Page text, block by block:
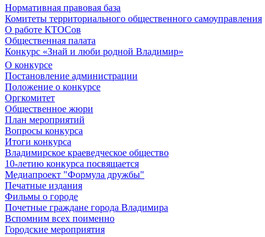
Нормативная правовая база
Комитеты территориального общественного самоуправления
О работе КТОСов
Общественная палата
Конкурс «Знай и люби родной Владимир»
О конкурсе
Постановление администрации
Положение о конкурсе
Оргкомитет
Общественное жюри
План мероприятий
Вопросы конкурса
Итоги конкурса
Владимирское краеведческое общество
10-летию конкурса посвящается
Медиапроект "Формула дружбы"
Печатные издания
Фильмы о городе
Почетные граждане города Владимира
Вспомним всех поименно
Городские мероприятия